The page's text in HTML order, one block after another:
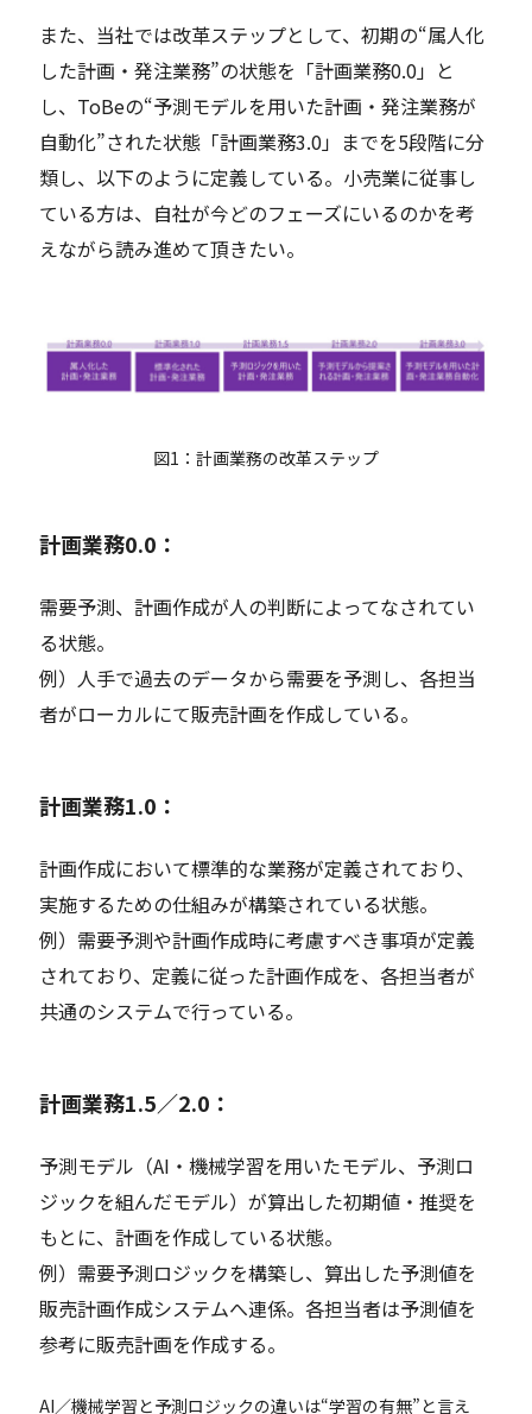
また、当社では改革ステップとして、初期の“属人化
した計画・発注業務”の状態を「計画業務0.0」と
し、ToBeの“予測モデルを用いた計画・発注業務が
自動化”された状態「計画業務3.0」までを5段階に分
類し、以下のように定義している。小売業に従事し
ている方は、自社が今どのフェーズにいるのかを考
えながら読み進めて頂きたい。
図1：計画業務の改革ステップ
計画業務0.0：
需要予測、計画作成が人の判断によってなされてい
る状態。
例）人手で過去のデータから需要を予測し、各担当
者がローカルにて販売計画を作成している。
計画業務1.0：
計画作成において標準的な業務が定義されており、
実施するための仕組みが構築されている状態。
例）需要予測や計画作成時に考慮すべき事項が定義
されており、定義に従った計画作成を、各担当者が
共通のシステムで行っている。
計画業務1.5／2.0：
予測モデル（AI・機械学習を用いたモデル、予測ロ
ジックを組んだモデル）が算出した初期値・推奨を
もとに、計画を作成している状態。
例）需要予測ロジックを構築し、算出した予測値を
販売計画作成システムへ連係。各担当者は予測値を
参考に販売計画を作成する。
AI／機械学習と予測ロジックの違いは“学習の有無”と言え